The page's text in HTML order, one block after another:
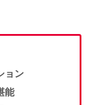
ョン
能